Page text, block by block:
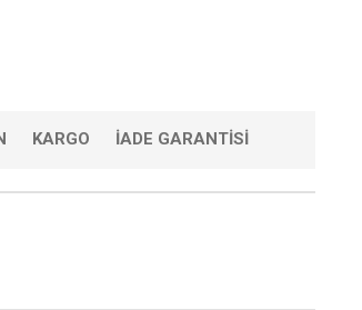
KARGO İADE GARANTISI